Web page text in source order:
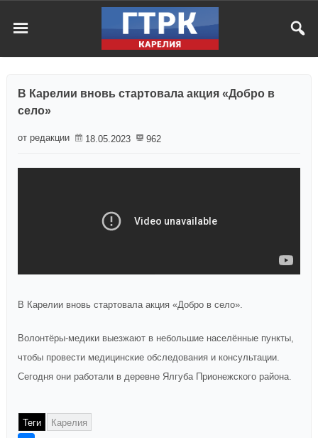
В Карелии вновь стартовала акция «Добро в
село»
от редакции 18.05.2023 962
В Карелии вновь стартовала акция «Добро в село».
Волонтёры-медики выезжают в небольшие населённые пункты,
чтобы провести медицинские обследования и консультации.
Сегодня они работали в деревне Ялгуба Прионежского района.
Теги Карелия